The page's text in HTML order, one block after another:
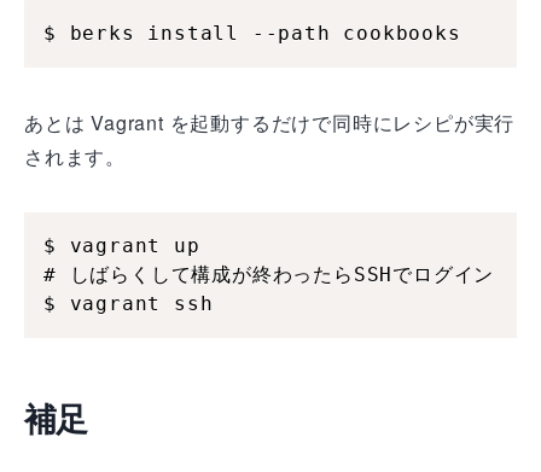
$ berks install --path cookbooks
あとは Vagrant を起動するだけで同時にレシピが実行
されます。
$ vagrant up
# しばらくして構成が終わったらSSHでログイン
$ vagrant ssh
補足